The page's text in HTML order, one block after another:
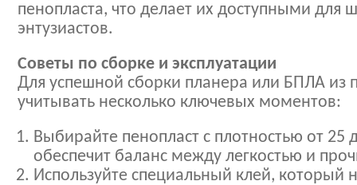
пенопласта, что делает их доступными для
энтузиастов.
Советы по сборке и эксплуатации
Для успешной сборки планера или БПЛА из
учитывать несколько ключевых моментов:
Выбирайте пенопласт с плотностью от 25
обеспечит баланс между легкостью и
Используйте специальный клей, который